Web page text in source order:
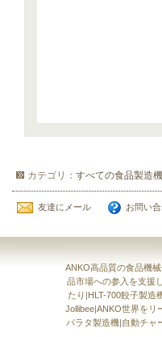
カテゴリ： すべての食品製造
友達にメール お問い
ANKO高品質の食品機
品市場への参入を支援
たり |HLT-700餃子製造
Jollibee|ANKO世界をリ
パラタ製造機|自動チャ